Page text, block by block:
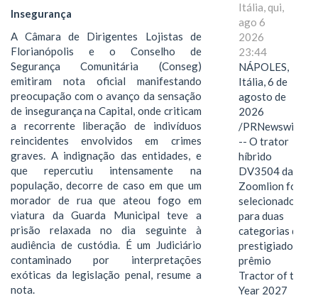
Insegurança
A Câmara de Dirigentes Lojistas de
Florianópolis e o Conselho de
Segurança Comunitária (Conseg)
emitiram nota oficial manifestando
preocupação com o avanço da sensação
de insegurança na Capital, onde criticam
a recorrente liberação de indivíduos
reincidentes envolvidos em crimes
graves. A indignação das entidades, e
que repercutiu intensamente na
população, decorre de caso em que um
morador de rua que ateou fogo em
viatura da Guarda Municipal teve a
prisão relaxada no dia seguinte à
audiência de custódia. É um Judiciário
contaminado por interpretações
exóticas da legislação penal, resume a
nota.
Itália, qui,
ago 6
2026
23:44
NÁPOLES,
Itália, 6 de
agosto de
2026
/PRNewswire/
-- O trator
híbrido
DV3504 da
Zoomlion foi
selecionado
para duas
categorias do
prestigiado
prêmio
Tractor of the
Year 2027